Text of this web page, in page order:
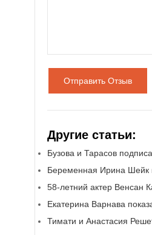
Отправить Отзыв
Другие статьи:
Бузова и Тарасов
Беременная Ирина Шейк
58-летний актер Венсан
Екатерина Варнава
Тимати и Анастасия